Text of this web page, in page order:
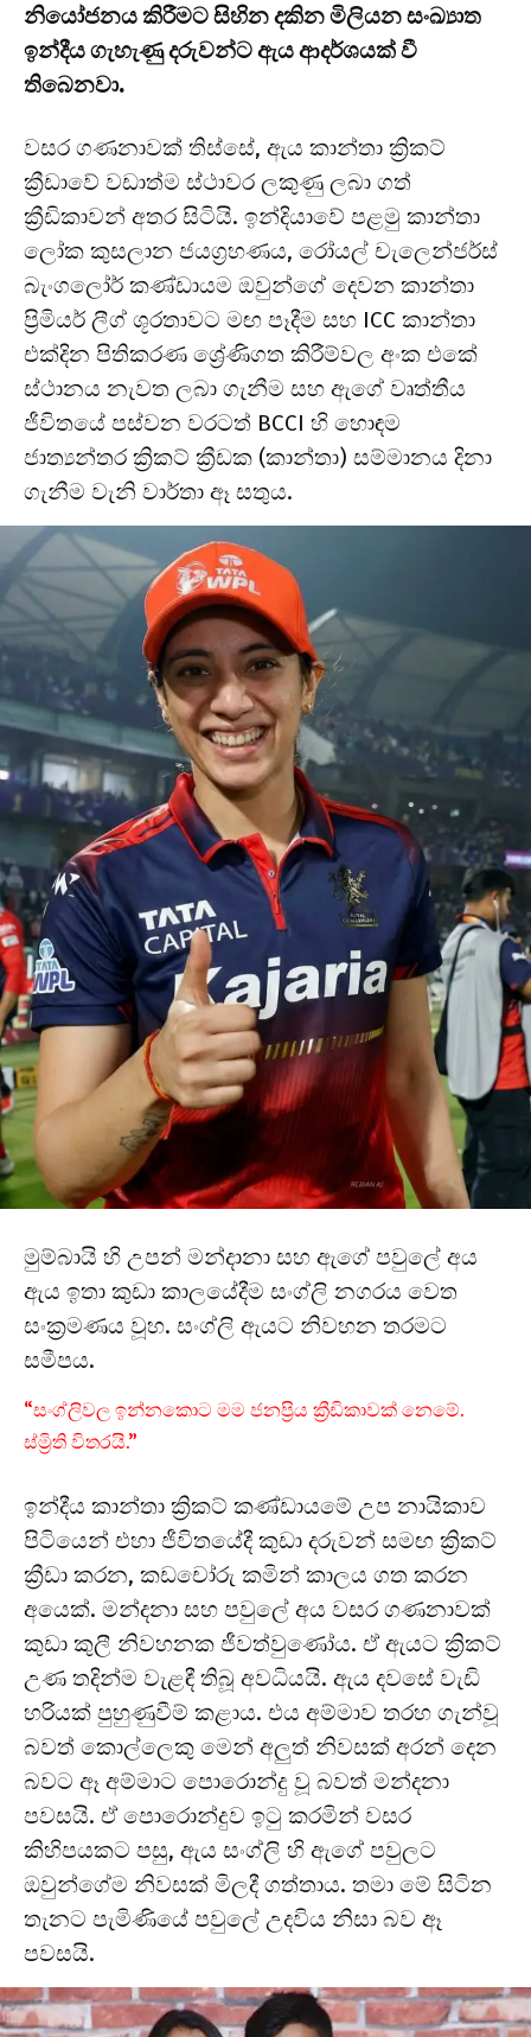
නියෝජනය කිරීමට සිහින දකින මිලියන සංඛ්‍යාත
ඉන්දීය ගැහැණු දරුවන්ට ඇය ආදර්ශයක් වී
තිබෙනවා.
වසර ගණනාවක් තිස්සේ, ඇය කාන්තා ක්‍රිකට්
ක්‍රීඩාවේ වඩාත්ම ස්ථාවර ලකුණු ලබා ගත්
ක්‍රීඩිකාවන් අතර සිටියි. ඉන්දියාවේ පළමු කාන්තා
ලෝක කුසලාන ජයග්‍රහණය, රෝයල් චැලෙන්ජර්ස්
බැංගලෝර් කණ්ඩායම ඔවුන්ගේ දෙවන කාන්තා
ප්‍රිමියර් ලීග් ශූරතාවට මඟ පෑදීම සහ ICC කාන්තා
එක්දින පිතිකරණ ශ්‍රේණිගත කිරීම්වල අංක එකේ
ස්ථානය නැවත ලබා ගැනීම සහ ඇගේ වෘත්තීය
ජීවිතයේ පස්වන වරටත් BCCI හි හොඳම
ජාත්‍යන්තර ක්‍රිකට් ක්‍රීඩක (කාන්තා) සම්මානය දිනා
ගැනීම වැනි වාර්තා ඈ සතුය.
මුම්බායි හි උපන් මන්දානා සහ ඇගේ පවුලේ අය
ඇය ඉතා කුඩා කාලයේදීම සංග්ලි නගරය වෙත
සංක්‍රමණය වූහ. සංග්ලි ඇයට නිවහන තරමට
සමීපය.
“සංග්ලිවල ඉන්නකොට මම ජනප්‍රිය ක්‍රීඩිකාවක් නෙමේ.
ස්ම්‍රිති විතරයි.”
ඉන්දීය කාන්තා ක්‍රිකට් කණ්ඩායමේ උප නායිකාව
පිටියෙන් එහා ජීවිතයේදී කුඩා දරුවන් සමඟ ක්‍රිකට්
ක්‍රීඩා කරන, කඩචෝරු කමින් කාලය ගත කරන
අයෙක්. මන්දනා සහ පවුලේ අය වසර ගණනාවක්
කුඩා කුලී නිවහනක ජීවත්වුණෝය. ඒ ඇයට ක්‍රිකට්
උණ තදින්ම වැළඳී තිබූ අවධියයි. ඇය දවසේ වැඩි
හරියක් පුහුණුවීම් කළාය. එය අම්මාව තරහ ගැන්වූ
බවත් කොල්ලෙකු මෙන් අලුත් නිවසක් අරන් දෙන
බවට ඈ අම්මාට පොරොන්දු වූ බවත් මන්දනා
පවසයි. ඒ පොරොන්දුව ඉටු කරමින් වසර
කිහිපයකට පසු, ඇය සංග්ලි හි ඇගේ පවුලට
ඔවුන්ගේම නිවසක් මිලදී ගත්තාය. තමා මේ සිටින
තැනට පැමිණියේ පවුලේ උදවිය නිසා බව ඈ
පවසයි.